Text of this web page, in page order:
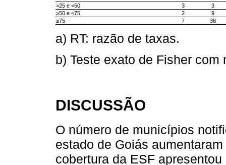
>25 e <50
3
3
≥50 e <75
2
9
≥75
7 38
a) RT: razão de taxas.
b) Teste exato de Fisher com
DISCUSSÃO
O número de municípios
estado de Goiás
cobertura da ESF